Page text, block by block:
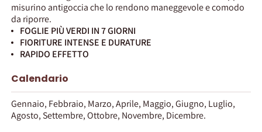
misurino antigoccia che lo rendono maneggevole e comodo
da riporre.
FOGLIE PIÙ VERDI IN 7 GIORNI
FIORITURE INTENSE E DURATURE
RAPIDO EFFETTO
Calendario
Gennaio, Febbraio, Marzo, Aprile, Maggio, Giugno, Luglio,
Agosto, Settembre, Ottobre, Novembre, Dicembre.